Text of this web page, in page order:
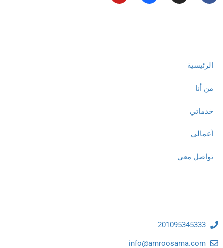
الرئيسية
من أنا
خدماتي
أعمالي
تواصل معي
201095345333
info@amroosama.com